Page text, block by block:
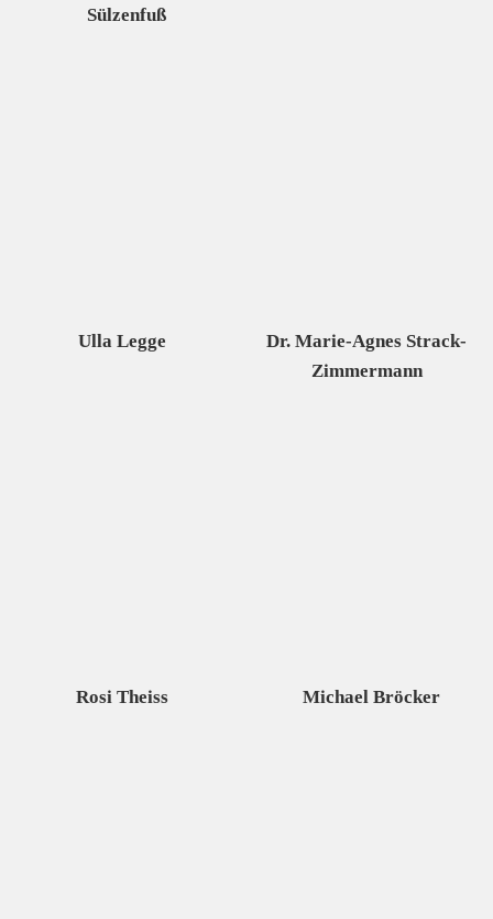
Sülzenfuß
Ulla Legge
Dr. Marie-Agnes Strack-
Zimmermann
Rosi Theiss Michael Bröcker